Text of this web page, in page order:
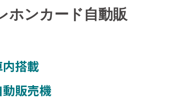
ホンカード自動販
搭載
販売機